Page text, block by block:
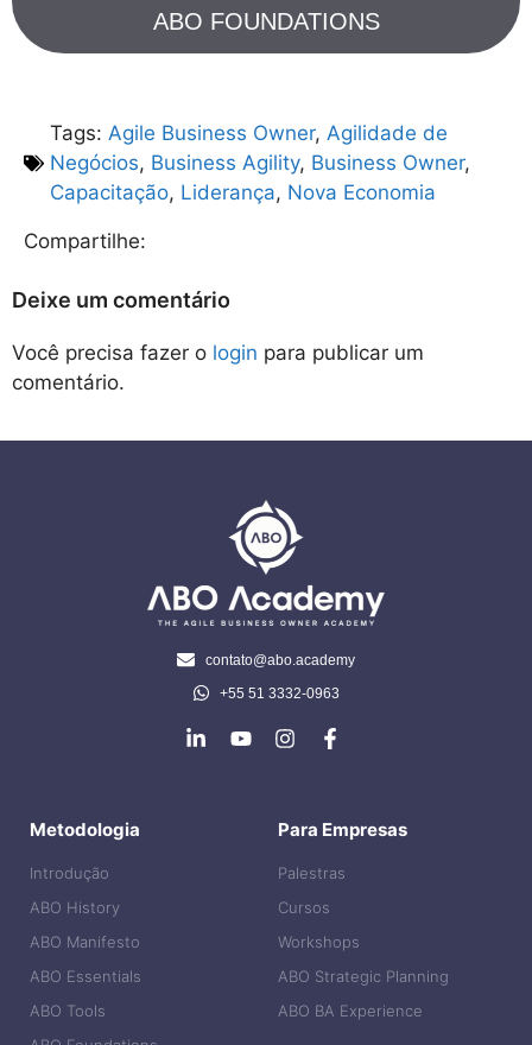
ABO FOUNDATIONS
Tags: Agile Business Owner, Agilidade de
Negócios, Business Agility, Business Owner,
Capacitação, Liderança, Nova Economia
Compartilhe:
Deixe um comentário
Você precisa fazer o login para publicar um
comentário.
contato@abo.academy
+55 51 3332-0963
Metodologia
Introdução
ABO History
ABO Manifesto
ABO Essentials
ABO Tools
Para Empresas
Palestras
Cursos
Workshops
ABO Strategic Planning
ABO BA Experience